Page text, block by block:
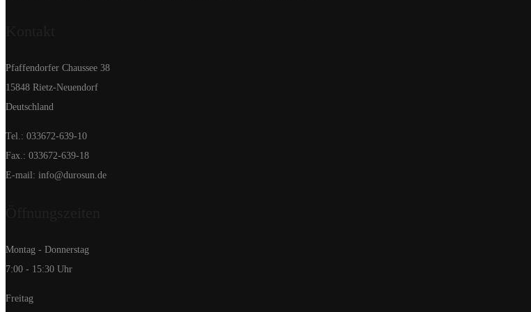
Pfaffendorfer Chaussee 38
15848 Rietz-Neuendorf
Deutschland
Tel.: 033672-639-10
Fax.: 033672-639-18
E-mail: info@durosun.de
Montag - Donnerstag
7:00 - 15:30 Uhr
Freitag